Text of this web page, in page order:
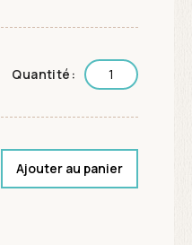
Quantité:
Ajouter au panier